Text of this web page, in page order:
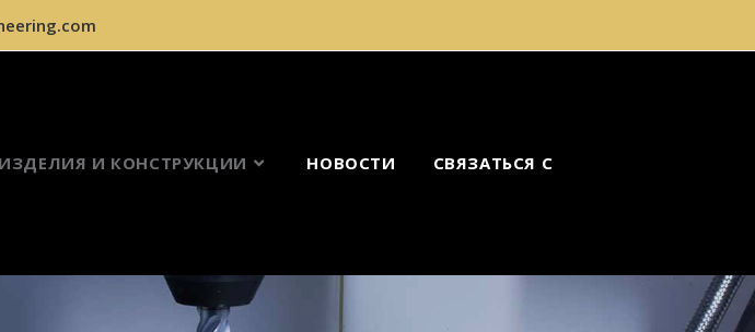
ИЗДЕЛИЯ И КОНСТРУКЦИИ НОВОСТИ СВЯЗАТЬСЯ С